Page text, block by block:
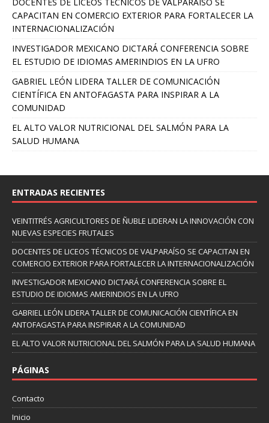
CAPACITAN EN COMERCIO EXTERIOR PARA FORTALECER LA
INTERNACIONALIZACIÓN
INVESTIGADOR MEXICANO DICTARÁ CONFERENCIA SOBRE
EL ESTUDIO DE IDIOMAS AMERINDIOS EN LA UFRO
GABRIEL LEÓN LIDERA TALLER DE COMUNICACIÓN
CIENTÍFICA EN ANTOFAGASTA PARA INSPIRAR A LA
COMUNIDAD
EL ALTO VALOR NUTRICIONAL DEL SALMÓN PARA LA
SALUD HUMANA
ENTRADAS RECIENTES
VEINTITRÉS AGRICULTORES DE ÑUBLE LIDERAN LA INNOVACIÓN CON
NUEVAS ESPECIES FRUTALES
DOCENTES DE LICEOS TÉCNICOS DE VALPARAÍSO SE CAPACITAN EN
COMERCIO EXTERIOR PARA FORTALECER LA INTERNACIONALIZACIÓN
INVESTIGADOR MEXICANO DICTARÁ CONFERENCIA SOBRE EL
ESTUDIO DE IDIOMAS AMERINDIOS EN LA UFRO
GABRIEL LEÓN LIDERA TALLER DE COMUNICACIÓN CIENTÍFICA EN
ANTOFAGASTA PARA INSPIRAR A LA COMUNIDAD
EL ALTO VALOR NUTRICIONAL DEL SALMÓN PARA LA SALUD HUMANA
PÁGINAS
Contacto
Inicio